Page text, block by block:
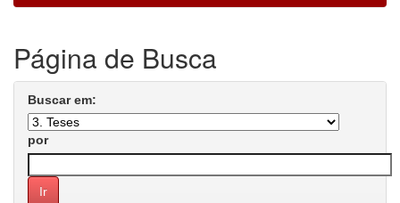
Página de Busca
Buscar em:
por